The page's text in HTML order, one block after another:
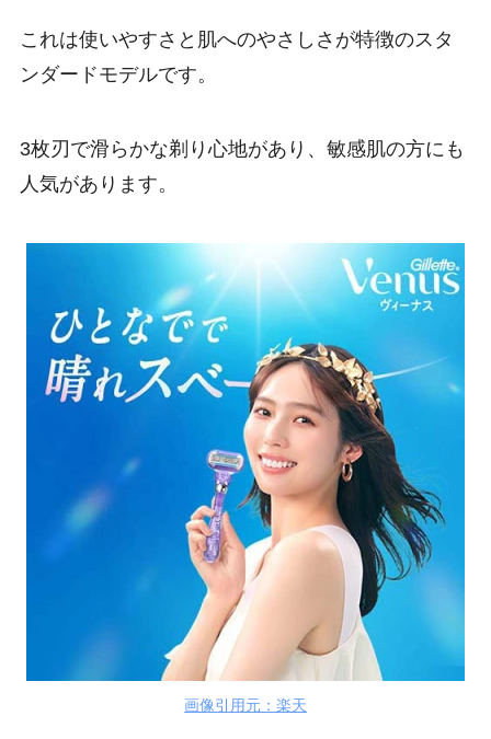
これは使いやすさと肌へのやさしさが特徴のスタ
ンダードモデルです。
3枚刃で滑らかな剃り心地があり、敏感肌の方にも
人気があります。
画像引用元：楽天